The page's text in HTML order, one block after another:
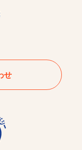
せ